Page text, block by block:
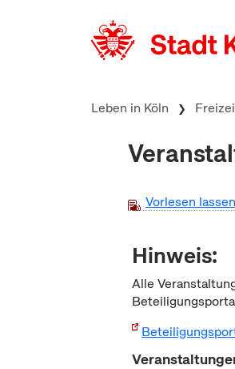
Leben in Köln
Vorlesen lassen
Hinweis:
Alle